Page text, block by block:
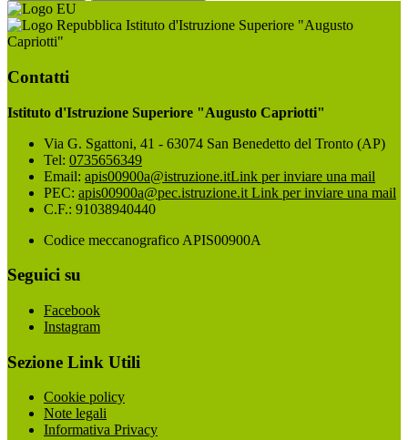
Istituto d'Istruzione Superiore "Augusto
Capriotti"
Contatti
Istituto d'Istruzione Superiore "Augusto Capriotti"
Via G. Sgattoni, 41 - 63074 San Benedetto del Tronto (AP)
Tel: 0735656349
Email: apis00900a@istruzione.itLink per inviare una mail
PEC: apis00900a@pec.istruzione.it Link per inviare una mail
C.F.: 91038940440
Codice meccanografico APIS00900A
Seguici su
Facebook
Instagram
Sezione Link Utili
Cookie policy
Note legali
Informativa Privacy